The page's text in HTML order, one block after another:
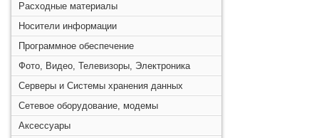
Расходные материалы
Носители информации
Программное обеспечение
Фото, Видео, Телевизоры, Электроника
Серверы и Системы хранения данных
Сетевое оборудование, модемы
Аксессуары